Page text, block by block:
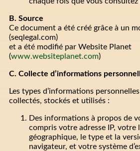
B. Source
Ce document a été créé grâce à un
(seqlegal.com)
et a été modifié par Website Planet
(www.websiteplanet.com)
C. Collecte d’informations
Les types d’informations
collectés, stockés et utilisés :
Des informations à propos de
compris votre adresse IP, votre
géographique, le type et la
navigateur, et votre système